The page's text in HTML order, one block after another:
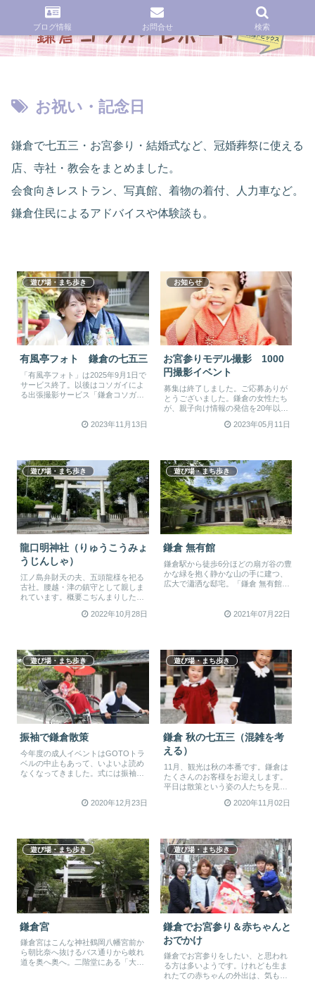
お祝い・記念日
鎌倉で七五三・お宮参り・結婚式など、冠婚葬祭に使える
店、寺社・教会をまとめました。
会食向きレストラン、写真館、着物の着付、人力車など。
鎌倉住民によるアドバイスや体験談も。
遊び場・まち歩き
有風亭フォト 鎌倉の七五三
「有風亭フォト」は2025年9月1日で
サービス終了。以後はコソガイによ
る出張撮影サービス「鎌倉コソガイ
2023年11月13日
お知らせ
お宮参りモデル撮影 1000
円撮影イベント
募集は終了しました。ご応募ありが
とうございました。鎌倉の女性たち
が、親子向け情報の発信を20年以上
2023年05月11日
遊び場・まち歩き
龍口明神社（りゅうこうみょ
うじんしゃ）
江ノ島弁財天の夫、五頭龍様を祀る
古社。腰越・津の鎮守として親しま
れています。概要こぢんまりした神
2022年10月28日
遊び場・まち歩き
鎌倉 無有館
鎌倉駅から徒歩6分ほどの扇ガ谷の豊
かな緑を抱く静かな山の手に建つ、
広大で瀟洒な邸宅。「鎌倉 無有館」
2021年07月22日
遊び場・まち歩き
振袖で鎌倉散策
今年度の成人イベントはGOTOトラ
ベルの中止もあって、いよいよ読め
なくなってきました。式には振袖
2020年12月23日
遊び場・まち歩き
鎌倉 秋の七五三（混雑を考
える）
11月、観光は秋の本番です。鎌倉は
たくさんのお客様をお迎えします。
平日は散策という姿の人たちを見か
2020年11月02日
遊び場・まち歩き
鎌倉宮
鎌倉宮はこんな神社鶴岡八幡宮前か
ら朝比奈へ抜けるバス通りから岐れ
道を奥へ奥へ。二階堂にある「大塔
遊び場・まち歩き
鎌倉でお宮参り＆赤ちゃんと
おでかけ
鎌倉でお宮参りをしたい、と思われ
る方は多いようです。けれども生ま
れたての赤ちゃんの外出は、気も使
ブログ情報 お問合せ 検索